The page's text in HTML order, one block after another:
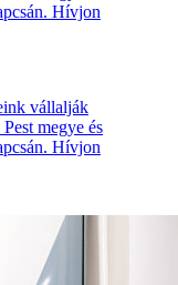
Hívjon
vállalják
megye és
Hívjon